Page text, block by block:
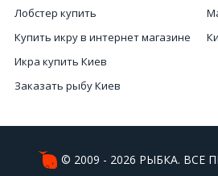
Лобстер купить
Купить икру в интернет магазине
Икра купить Киев
Заказать рыбу Киев
Купить устрицы© 2009 - 2026 РЫБКА.